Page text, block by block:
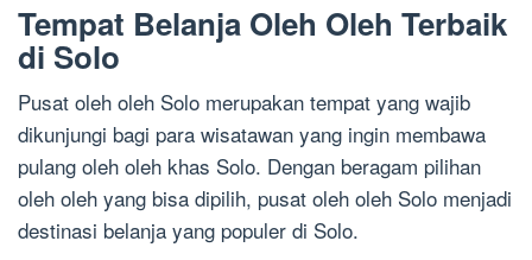
Tempat Belanja Oleh Oleh Terbaik
di Solo
Pusat oleh oleh Solo merupakan tempat yang wajib
dikunjungi bagi para wisatawan yang ingin membawa
pulang oleh oleh khas Solo. Dengan beragam pilihan
oleh oleh yang bisa dipilih, pusat oleh oleh Solo menjadi
destinasi belanja yang populer di Solo.